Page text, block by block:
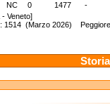
NC 0 1477
-
- Veneto]
1514 (Marzo 2026)